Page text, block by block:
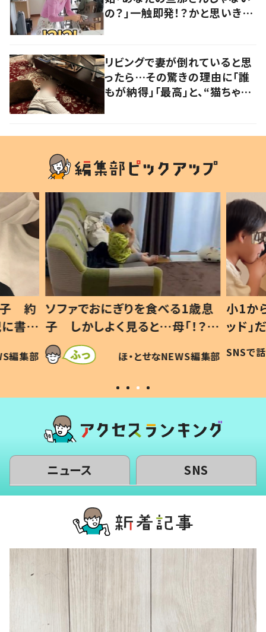
の？」一触即発！？かと思いき
リビングで妻が倒れていると思
ったら…その驚きの理由に「誰
もが納得」「最高」と、“猫ちゃん
子 約
書い
編集部
ソファでおにぎりを食べる1歳息
子 しかしよく見ると…母「！？」
すべてを察した母の投稿に「可愛
いから許す！」「現行犯〜」
ほ・とせなNEWS編集部
小1か
ッド
作り
#令和
SNSで
ニュース SNS